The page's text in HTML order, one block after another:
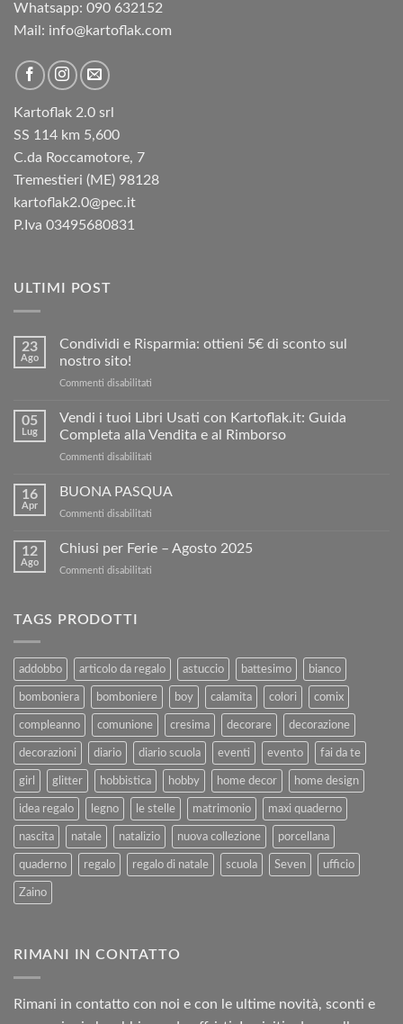
Whatsapp: 090 632152
Mail: info@kartoflak.com
Kartoflak 2.0 srl
SS 114 km 5,600
C.da Roccamotore, 7
Tremestieri (ME) 98128
kartoflak2.0@pec.it
P.Iva 03495680831
ULTIMI POST
23
Ago
Condividi e Risparmia: ottieni 5€ di sconto sul
nostro sito!
Commenti disabilitati
Risparmia:
sconto
05
Lug
Vendi i tuoi Libri Usati con Kartoflak.it: Guida
Completa alla Vendita e al Rimborso
Commenti disabilitati
i
tuoi
con
Rimborso
16
Apr
BUONA PASQUA
Commenti disabilitati
PASQUA
12
Ago
Chiusi per Ferie – Agosto 2025
Commenti disabilitati
2025
TAGS PRODOTTI
addobbo articolo da regalo astuccio battesimo bianco
bomboniera bomboniere boy calamita colori comix
compleanno comunione cresima decorare decorazione
decorazioni diario diario scuola eventi evento fai da te
girl glitter hobbistica hobby home decor home design
idea regalo legno le stelle matrimonio maxi quaderno
nascita natale natalizio nuova collezione porcellana
quaderno regalo regalo di natale scuola Seven ufficio
Zaino
RIMANI IN CONTATTO
Rimani in contatto con noi e con le ultime novità, sconti e